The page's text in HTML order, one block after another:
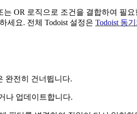
OR 로직으로 조건을 결합하여 필요
세요. 전체 Todoist 설정은 Todoist 동
완전히 건너뜁니다.
나 업데이트합니다.